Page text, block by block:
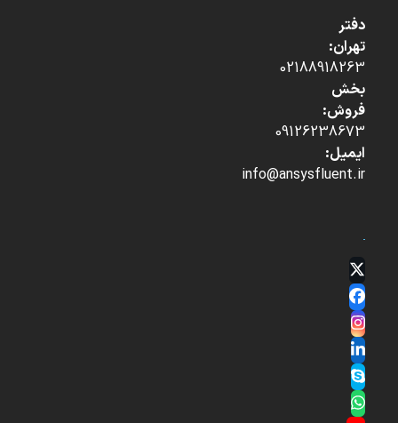
دفتر
تهران:
02188918263
بخش
فروش:
09126238673
ایمیل:
info@ansysfluent.ir
Twitter
(deprecated)
Facebook
Instagram
LinkedIn
Skype
Whatsapp